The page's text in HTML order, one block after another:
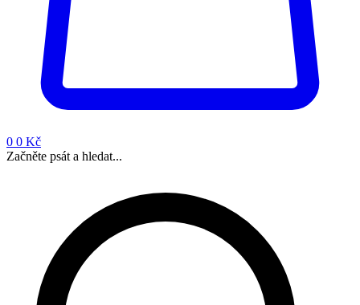
0 0 Kč
Začněte psát a hledat...